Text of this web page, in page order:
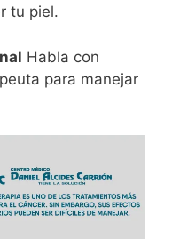
tu piel.
Habla con
para manejar